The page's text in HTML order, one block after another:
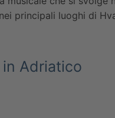
principali luoghi di
Adriatico